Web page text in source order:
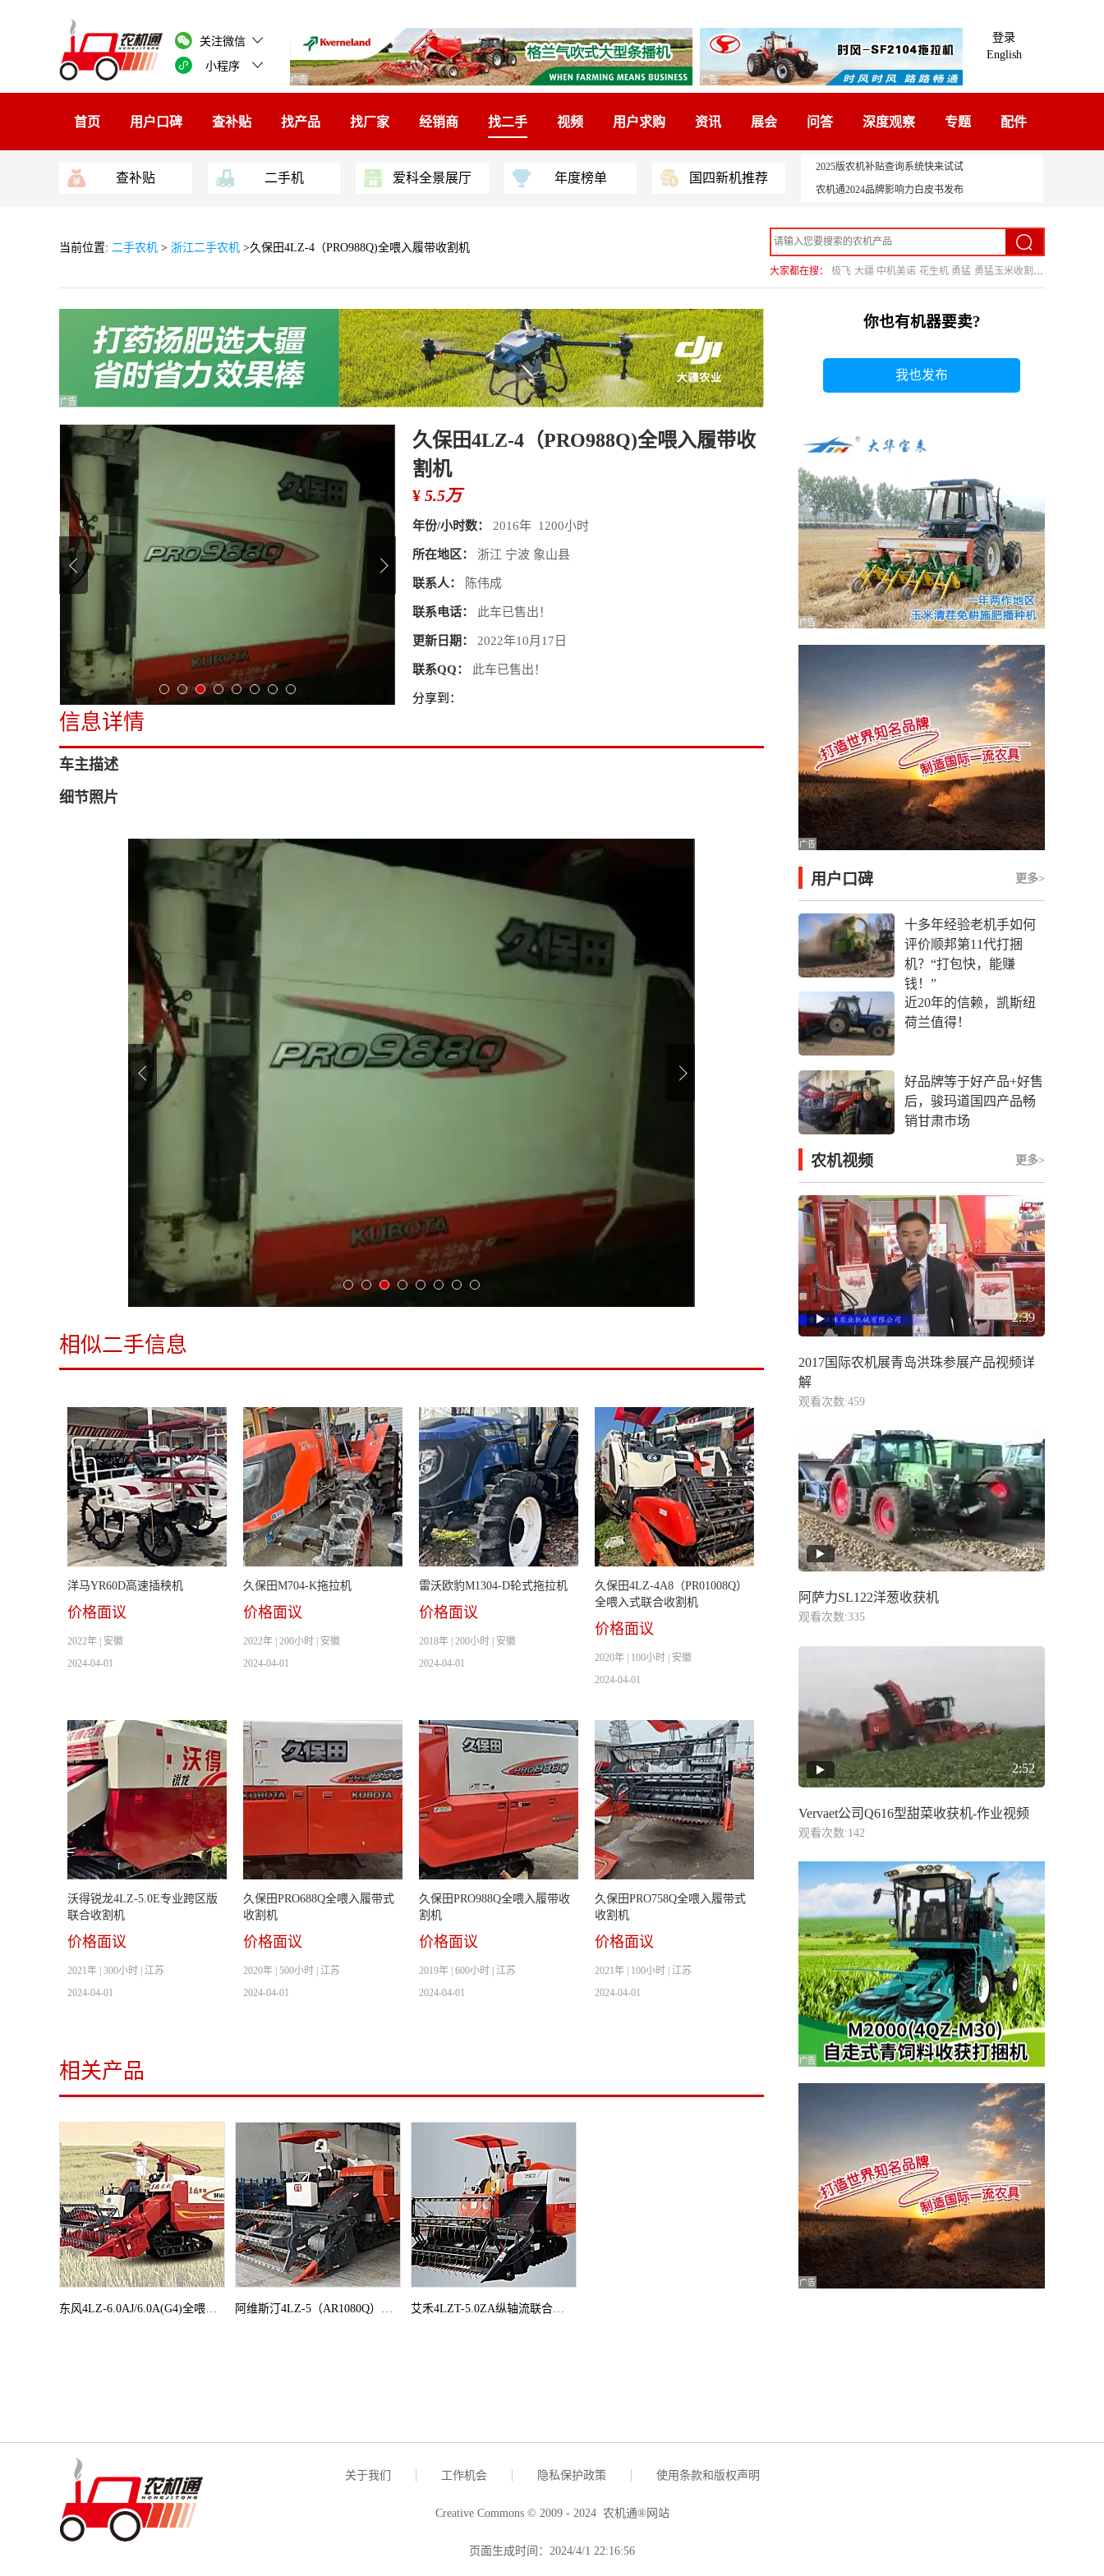
关注微信
小程序
广告 广告
登录
English
首页 用户口碑 查补贴 找产品 找厂家 经销商 找二手 视频 用户求购 资讯 展会 问答 深度观察 专题 配件
查补贴 二手机 爱科全景展厅 年度榜单 国四新机推荐
2025版农机补贴查询系统快来试试
农机通2024品牌影响力白皮书发布
当前位置: 二手农机 > 浙江二手农机 >久保田4LZ-4（PRO988Q)全喂入履带收割机
大家都在搜： 极飞 大疆 中机美诺 花生机 勇猛 勇猛玉米收割机
广告
久保田4LZ-4（PRO988Q)全喂入履带收
割机
¥ 5.5万
年份/小时数： 2016年 1200小时
所在地区： 浙江 宁波 象山县
联系人： 陈伟成
联系电话： 此车已售出！
更新日期： 2022年10月17日
联系QQ： 此车已售出！
分享到：
信息详情
车主描述
细节照片
相似二手信息
洋马YR60D高速插秧机
价格面议
2022年 | 安徽
2024-04-01
久保田M704-K拖拉机
价格面议
2022年 | 200小时 | 安徽
2024-04-01
雷沃欧豹M1304-D轮式拖拉机
价格面议
2018年 | 200小时 | 安徽
2024-04-01
久保田4LZ-4A8（PR01008Q）
全喂入式联合收割机
价格面议
2020年 | 100小时 | 安徽
2024-04-01
沃得锐龙4LZ-5.0E专业跨区版
联合收割机
价格面议
2021年 | 300小时 | 江苏
2024-04-01
久保田PRO688Q全喂入履带式
收割机
价格面议
2020年 | 500小时 | 江苏
2024-04-01
久保田PRO988Q全喂入履带收
割机
价格面议
2019年 | 600小时 | 江苏
2024-04-01
久保田PRO758Q全喂入履带式
收割机
价格面议
2021年 | 100小时 | 江苏
2024-04-01
相关产品
你也有机器要卖?
我也发布
广告
广告
用户口碑 更多>
十多年经验老机手如何
评价顺邦第11代打捆
机？“打包快，能赚
钱！”
近20年的信赖，凯斯纽
荷兰值得！
好品牌等于好产品+好售
后，骏玛道国四产品畅
销甘肃市场
农机视频 更多>
2:39
2017国际农机展青岛洪珠参展产品视频详
解
观看次数:459
2:23
阿萨力SL122洋葱收获机
观看次数:335
2:52
Vervaet公司Q616型甜菜收获机-作业视频
观看次数:142
广告
广告
关于我们 工作机会 隐私保护政策 使用条款和版权声明
Creative Commons © 2009 - 2024 农机通®网站
页面生成时间：2024/4/1 22:16:56